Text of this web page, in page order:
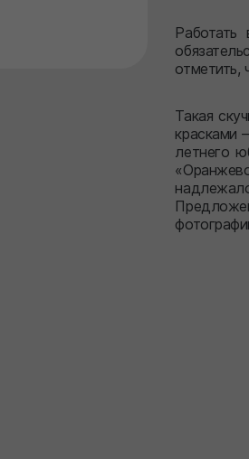
Работать
отметить,
Такая
красками
летнего